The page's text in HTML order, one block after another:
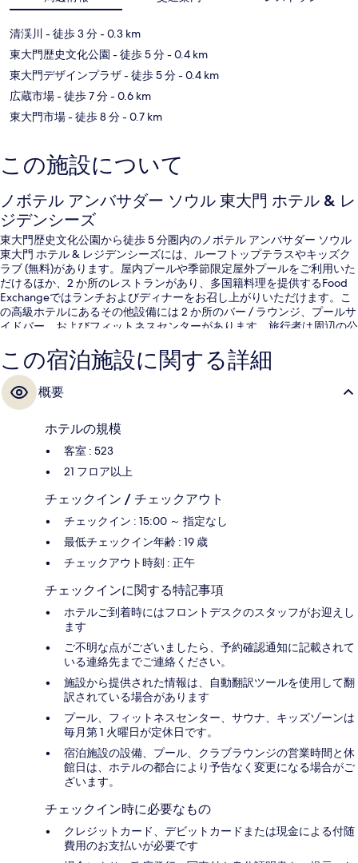
清渓川 - 徒歩 3 分- 0.3 km
東大門歴史文化公園 - 徒歩 5 分- 0.4 km
東大門デザインプラザ- 徒歩 5 分- 0.4 km
広蔵市場- 徒歩 7 分- 0.6 km
東大門市場- 徒歩 8 分- 0.7 km
この施設について
ノボテル アンバサダー ソウル 東大門 ホテル & レ
ジデンシーズ
東大門歴史文化公園から徒歩 5 分圏内のノボテル アンバサダー ソウル
東大門 ホテル & レジデンシーズには、ルーフトップテラスやキッズク
ラブ (無料)があります。屋内プールや季節限定屋外プールをご利用いた
だけるほか、2 か所のレストランがあり、多国籍料理を提供するFood
Exchangeではランチおよびディナーをお召し上がりいただけます。こ
の高級ホテルにあるその他設備には 2 か所のバー / ラウンジ、プールサ
イドバー、およびフィットネスセンターがあります。旅行者は周辺の公
文化公園駅までは 4 分で、地下鉄 乙支路4街駅までは 7 分です。
この宿泊施設に関する詳細
概要
ホテルの規模
客室 : 523
21 フロア以上
チェックイン / チェックアウト
チェックイン : 15:00 ～ 指定なし
最低チェックイン年齢 : 19 歳
チェックアウト時刻 : 正午
チェックインに関する特記事項
ホテルご到着時にはフロントデスクのスタッフがお迎えし
ます
ご不明な点がございましたら、予約確認通知に記載されて
いる連絡先までご連絡ください。
施設から提供された情報は、自動翻訳ツールを使用して翻
訳されている場合があります
プール、フィットネスセンター、サウナ、キッズゾーンは
毎月第 1 火曜日が定休日です。
宿泊施設の設備、プール、クラブラウンジの営業時間と休
館日は、ホテルの都合により予告なく変更になる場合がご
ざいます。
チェックイン時に必要なもの
クレジットカード、デビットカードまたは現金による付随
費用のお支払いが必要です